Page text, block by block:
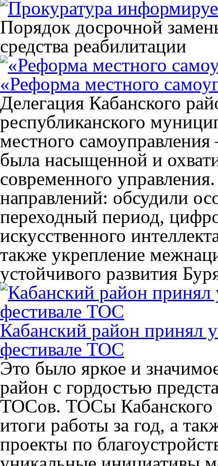
Порядок досрочной
средства реабилитации
«Реформа местного
Делегация Кабанского
республиканского
местного
была насыщенной и
современного
направлений: обсудили
переходный период,
искусственного
также укрепление
устойчивого развития
Кабанский район принял
фестивале ТОС
Это было яркое и
район с гордостью
ТОСов. ТОСы Кабанского
итоги работы за год, а
проекты по